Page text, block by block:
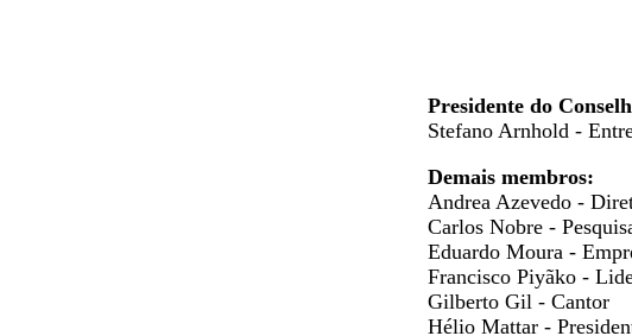
Presidente do
Stefano ​Arnhold -
Demais membros:
Andrea Azevedo -
Carlos Nobre -
Eduardo Moura -
Francisco Piyãko -
Gilberto Gil - Cantor
Hélio Mattar -